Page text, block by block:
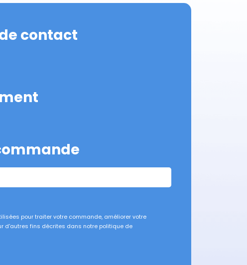
contact
pour traiter votre commande, améliorer votre
d'autres fins décrites dans notre politique de